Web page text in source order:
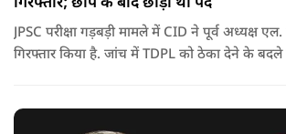
JPSC परीक्षा गड़बड़ी मामले में CID ने पूर्व अध्यक्ष
गिरफ्तार किया है. जांच में TDPL को ठेका देने के